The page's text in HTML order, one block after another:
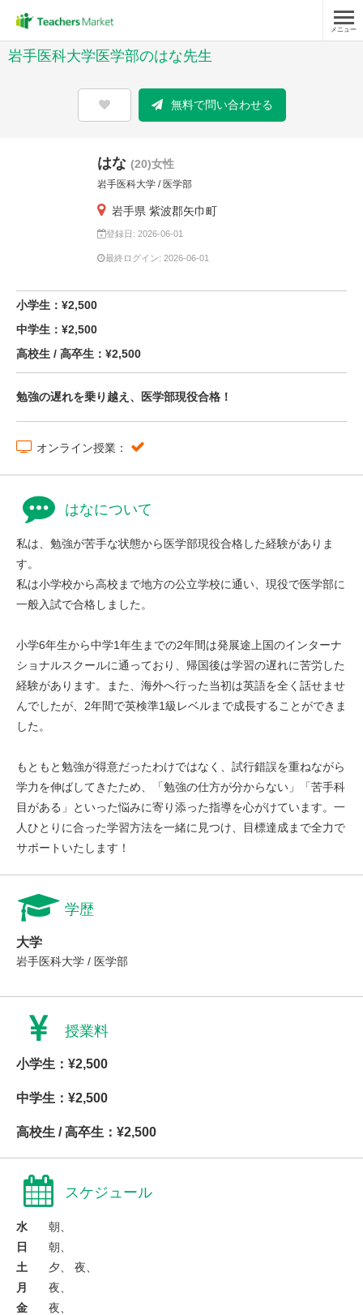
メニュー
岩手医科大学医学部のはな先生
無料で問い合わせる
はな (20)女性
岩手医科大学 / 医学部
岩手県 紫波郡矢巾町
登録日: 2026-06-01
最終ログイン: 2026-06-01
小学生：¥2,500
中学生：¥2,500
高校生 / 高卒生：¥2,500
勉強の遅れを乗り越え、医学部現役合格！
オンライン授業：
はなについて
私は、勉強が苦手な状態から医学部現役合格した経験がありま
す。
私は小学校から高校まで地方の公立学校に通い、現役で医学部に
一般入試で合格しました。
小学6年生から中学1年生までの2年間は発展途上国のインターナ
ショナルスクールに通っており、帰国後は学習の遅れに苦労した
経験があります。また、海外へ行った当初は英語を全く話せませ
んでしたが、2年間で英検準1級レベルまで成長することができま
した。
もともと勉強が得意だったわけではなく、試行錯誤を重ねながら
学力を伸ばしてきたため、「勉強の仕方が分からない」「苦手科
目がある」といった悩みに寄り添った指導を心がけています。一
人ひとりに合った学習方法を一緒に見つけ、目標達成まで全力で
サポートいたします！
学歴
大学
岩手医科大学 / 医学部
授業料
小学生：¥2,500
中学生：¥2,500
高校生 / 高卒生：¥2,500
スケジュール
水
朝、
日
朝、
土
夕、 夜、
月
夜、
金
夜、